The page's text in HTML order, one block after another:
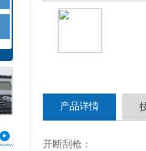
产品详情
开断刮枪：